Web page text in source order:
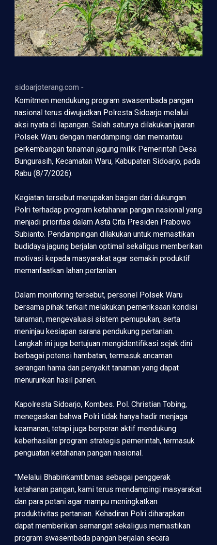
sidoarjoterang.com -
Komitmen mendukung program swasembada pangan
nasional terus diwujudkan Polresta Sidoarjo melalui
aksi nyata di lapangan. Salah satunya dilakukan jajaran
Polsek Waru dengan mendampingi dan memantau
perkembangan tanaman jagung milik Pemerintah Desa
Bungurasih, Kecamatan Waru, Kabupaten Sidoarjo, pada
Rabu (8/7/2026).
Kegiatan tersebut merupakan bagian dari dukungan
Polri terhadap program ketahanan pangan nasional yang
menjadi prioritas dalam Asta Cita Presiden Prabowo
Subianto. Pendampingan dilakukan untuk memastikan
budidaya jagung berjalan optimal sekaligus memberikan
motivasi kepada masyarakat agar semakin produktif
memanfaatkan lahan pertanian.
Dalam monitoring tersebut, personel Polsek Waru
bersama pihak terkait melakukan pemeriksaan kondisi
tanaman, mengevaluasi sistem pemupukan, serta
meninjau kesiapan sarana pendukung pertanian.
Langkah ini juga bertujuan mengidentifikasi sejak dini
berbagai potensi hambatan, termasuk ancaman
serangan hama dan penyakit tanaman yang dapat
menurunkan hasil panen.
Kapolresta Sidoarjo, Kombes. Pol. Christian Tobing,
menegaskan bahwa Polri tidak hanya hadir menjaga
keamanan, tetapi juga berperan aktif mendukung
keberhasilan program strategis pemerintah, termasuk
penguatan ketahanan pangan nasional.
"Melalui Bhabinkamtibmas sebagai penggerak
ketahanan pangan, kami terus mendampingi masyarakat
dan para petani agar mampu meningkatkan
produktivitas pertanian. Kehadiran Polri diharapkan
dapat memberikan semangat sekaligus memastikan
program swasembada pangan berjalan secara